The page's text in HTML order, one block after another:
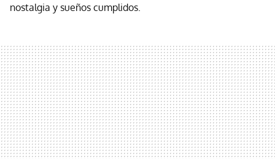
nostalgia y sueños cumplidos.